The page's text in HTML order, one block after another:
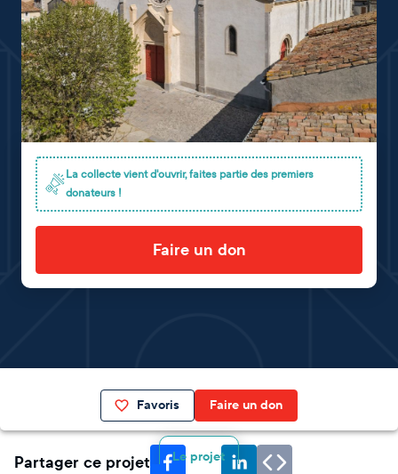
La collecte vient d'ouvrir, faites partie des premiers
donateurs !
Faire un don
Favoris Faire un don
Le projet
Partager ce projet